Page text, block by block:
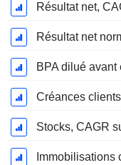
Résultat net,
Résultat net
BPA dilué avant
Créances
Stocks, CAGR